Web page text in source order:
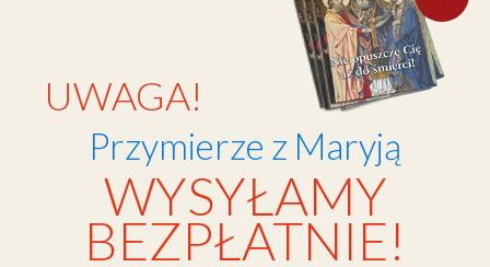
UWAGA!
Przymierze z Maryją
WYSYŁAMY
BEZPŁATNIE!